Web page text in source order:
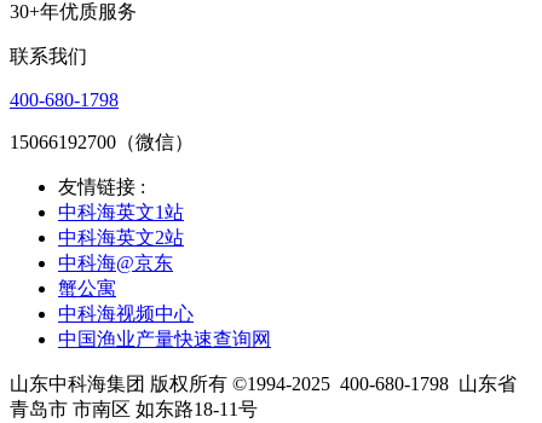
30+年优质服务
联系我们
400-680-1798
15066192700（微信）
友情链接 :
中科海英文1站
中科海英文2站
中科海@京东
蟹公寓
中科海视频中心
中国渔业产量快速查询网
山东中科海集团 版权所有 ©1994-2025 400-680-1798 山东省
青岛市 市南区 如东路18-11号